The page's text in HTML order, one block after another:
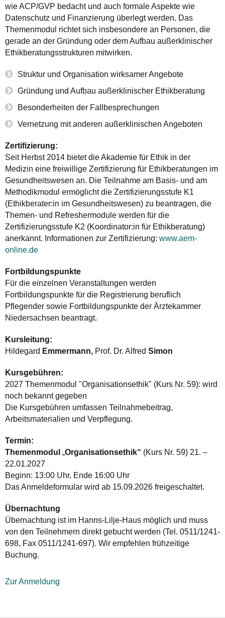
wie ACP/GVP bedacht und auch formale Aspekte wie
Datenschutz und Finanzierung überlegt werden. Das
Themenmodul richtet sich insbesondere an Personen, die
gerade an der Gründung oder dem Aufbau außerklinischer
Ethikberatungsstrukturen mitwirken.
Struktur und Organisation wirksamer Angebote
Gründung und Aufbau außerklinischer Ethikberatung
Besonderheiten der Fallbesprechungen
Vernetzung mit anderen außerklinischen Angeboten
Zertifizierung:
Seit Herbst 2014 bietet die Akademie für Ethik in der
Medizin eine freiwillige Zertifizierung für Ethikberatungen im
Gesundheitswesen an. Die Teilnahme am Basis- und am
Methodikmodul ermöglicht die Zertifizierungsstufe K1
(Ethikberater:in im Gesundheitswesen) zu beantragen, die
Themen- und Refreshermodule werden für die
Zertifizierungsstufe K2 (Koordinator:in für Ethikberatung)
anerkannt. Informationen zur Zertifizierung: www.aem-
online.de
Fortbildungspunkte
Für die einzelnen Veranstaltungen werden
Fortbildungspunkte für die Registrierung beruflich
Pflegender sowie Fortbildungspunkte der Ärztekammer
Niedersachsen beantragt.
Kursleitung:
Hildegard Emmermann, Prof. Dr. Alfred Simon
Kursgebühren:
2027 Themenmodul "Organisationsethik" (Kurs Nr. 59): wird
noch bekannt gegeben
Die Kursgebühren umfassen Teilnahmebeitrag,
Arbeitsmaterialien und Verpflegung.
Termin:
Themenmodul „Organisationsethik“ (Kurs Nr. 59) 21. –
22.01.2027
Beginn: 13:00 Uhr, Ende 16:00 Uhr
Das Anmeldeformular wird ab 15.09.2026 freigeschaltet.
Übernachtung
Übernachtung ist im Hanns-Lilje-Haus möglich und muss
von den Teilnehmern direkt gebucht werden (Tel. 0511/1241-
698, Fax 0511/1241-697). Wir empfehlen frühzeitige
Buchung.
Zur Anmeldung